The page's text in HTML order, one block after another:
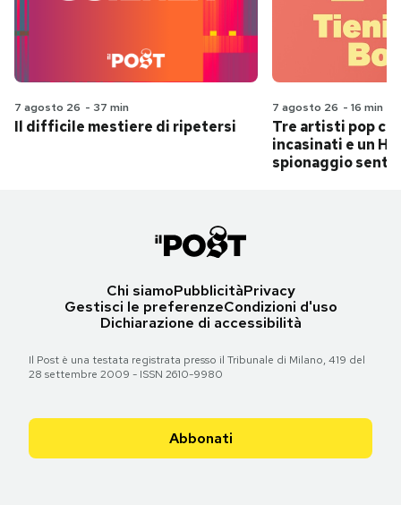
7 agosto 26 - 37 min
Il difficile mestiere di ripetersi
7 agosto 26 - 16 min
Tre artisti pop
incasinati e un
spionaggio
Chi siamoPubblicitàPrivacy
Gestisci le preferenzeCondizioni d'uso
Dichiarazione di accessibilità
Il Post è una testata registrata presso il Tribunale di Milano, 419 del
28 settembre 2009 - ISSN 2610-9980
Abbonati